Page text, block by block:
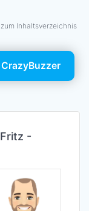
zum Inhaltsverzeichnis
-